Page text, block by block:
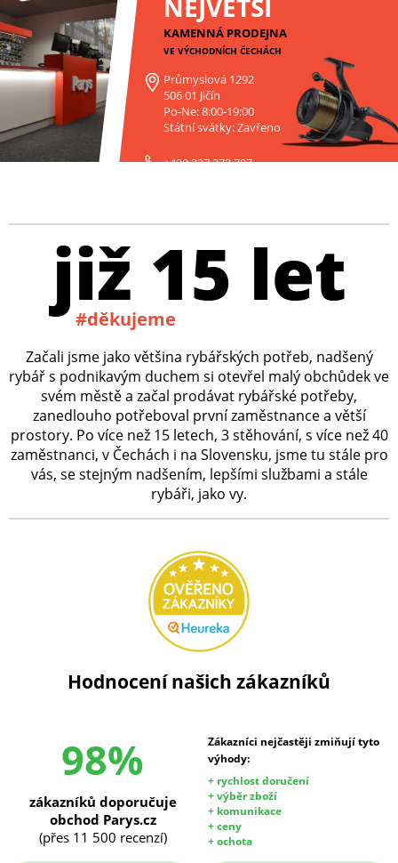
NEJVĚTŠÍ
KAMENNÁ PRODEJNA
VE VÝCHODNÍCH ČECHÁCH
Průmyslová 1292
506 01 Jičín
Po-Ne: 8:00-19:00
Státní svátky: Zavřeno
+420 227 272 797
již 15 let
#děkujeme
Začali jsme jako většina rybářských potřeb, nadšený
rybář s podnikavým duchem si otevřel malý obchůdek ve
svém městě a začal prodávat rybářské potřeby,
zanedlouho potřeboval první zaměstnance a větší
prostory. Po více než 15 letech, 3 stěhování, s více než 40
zaměstnanci, v Čechách i na Slovensku, jsme tu stále pro
vás, se stejným nadšením, lepšími službami a stále
rybáři, jako vy.
Hodnocení našich zákazníků
98%
Zákazníci nejčastěji zmiňují tyto
výhody:
+ rychlost doručení
+ výběr zboží
+ komunikace
+ ceny
+ ochota
zákazníků doporučuje
obchod Parys.cz
(přes 11 500 recenzí)